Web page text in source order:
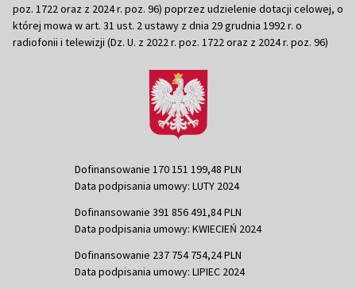
poz. 1722 oraz z 2024 r. poz. 96) poprzez udzielenie dotacji celowej, o
której mowa w art. 31 ust. 2 ustawy z dnia 29 grudnia 1992 r. o
radiofonii i telewizji (Dz. U. z 2022 r. poz. 1722 oraz z 2024 r. poz. 96)
Dofinansowanie 170 151 199,48 PLN
Data podpisania umowy: LUTY 2024
Dofinansowanie 391 856 491,84 PLN
Data podpisania umowy: KWIECIEŃ 2024
Dofinansowanie 237 754 754,24 PLN
Data podpisania umowy: LIPIEC 2024